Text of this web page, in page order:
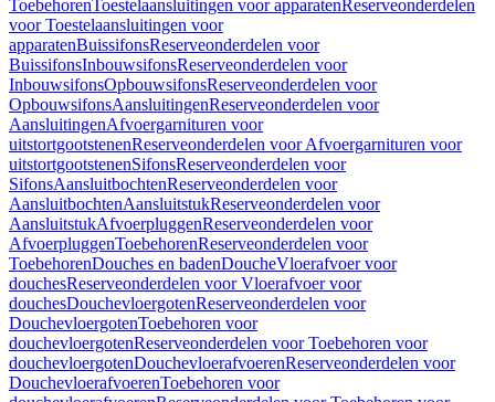
ToebehorenToestelaansluitingen voor apparatenReserveonderdelen
voor Toestelaansluitingen voor
apparatenBuissifonsReserveonderdelen voor
BuissifonsInbouwsifonsReserveonderdelen voor
InbouwsifonsOpbouwsifonsReserveonderdelen voor
OpbouwsifonsAansluitingenReserveonderdelen voor
AansluitingenAfvoergarnituren voor
uitstortgootstenenReserveonderdelen voor Afvoergarnituren voor
uitstortgootstenenSifonsReserveonderdelen voor
SifonsAansluitbochtenReserveonderdelen voor
AansluitbochtenAansluitstukReserveonderdelen voor
AansluitstukAfvoerpluggenReserveonderdelen voor
AfvoerpluggenToebehorenReserveonderdelen voor
ToebehorenDouches en badenDoucheVloerafvoer voor
douchesReserveonderdelen voor Vloerafvoer voor
douchesDouchevloergotenReserveonderdelen voor
DouchevloergotenToebehoren voor
douchevloergotenReserveonderdelen voor Toebehoren voor
douchevloergotenDouchevloerafvoerenReserveonderdelen voor
DouchevloerafvoerenToebehoren voor